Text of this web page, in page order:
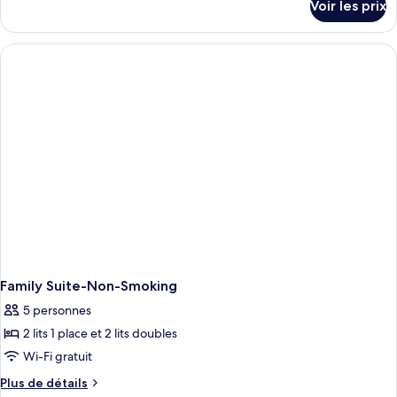
le
type
de
Voir les prix
Family Suite-Non-Smoking
5 personnes
2 lits 1 place et 2 lits doubles
Wi-Fi gratuit
Plus de détails
Plus